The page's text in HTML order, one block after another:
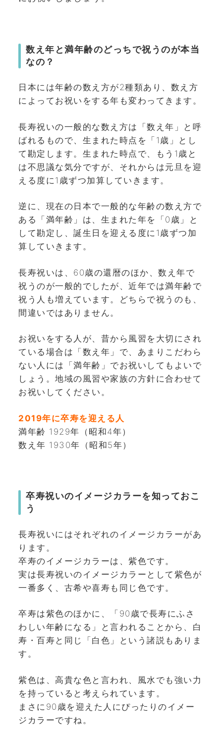
数え年と満年齢のどっちで祝うのが本当
なの？
日本には年齢の数え方が2種類あり、数え方
によってお祝いをする年も変わってきます。
長寿祝いの一般的な数え方は「数え年」と呼
ばれるもので、生まれた時点を「1歳」とし
て勘定します。生まれた時点で、もう1歳と
は不思議な気分ですが、それからは元旦を迎
える度に1歳ずつ加算していきます。
逆に、現在の日本で一般的な年齢の数え方で
ある「満年齢」は、生まれた年を「0歳」と
して勘定し、誕生日を迎える度に1歳ずつ加
算していきます。
長寿祝いは、60歳の還暦のほか、数え年で
祝うのが一般的でしたが、近年では満年齢で
祝う人も増えています。どちらで祝うのも、
間違いではありません。
お祝いをする人が、昔から風習を大切にされ
ている場合は「数え年」で、あまりこだわら
ない人には「満年齢」でお祝いしてもよいで
しょう。地域の風習や家族の方針に合わせて
お祝いしてください。
2019年に卒寿を迎える人
満年齢 1929年（昭和4年）
数え年 1930年（昭和5年）
卒寿祝いのイメージカラーを知っておこ
う
長寿祝いにはそれぞれのイメージカラーがあ
ります。
卒寿のイメージカラーは、紫色です。
実は長寿祝いのイメージカラーとして紫色が
一番多く、古希や喜寿も同じ色です。
卒寿は紫色のほかに、「90歳で長寿にふさ
わしい年齢になる」と言われることから、白
寿・百寿と同じ「白色」という諸説もありま
す。
紫色は、高貴な色と言われ、風水でも強い力
を持っていると考えられています。
まさに90歳を迎えた人にぴったりのイメー
ジカラーですね。